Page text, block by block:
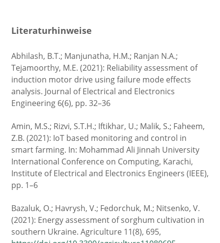
Literaturhinweise
Abhilash, B.T.; Manjunatha, H.M.; Ranjan N.A.;
Tejamoorthy, M.E. (2021): Reliability assessment of
induction motor drive using failure mode effects
analysis. Journal of Electrical and Electronics
Engineering 6(6), pp. 32–36
Amin, M.S.; Rizvi, S.T.H.; Iftikhar, U.; Malik, S.; Faheem,
Z.B. (2021): IoT based monitoring and control in
smart farming. In: Mohammad Ali Jinnah University
International Conference on Computing, Karachi,
Institute of Electrical and Electronics Engineers (IEEE),
pp. 1–6
Bazaluk, O.; Havrysh, V.; Fedorchuk, M.; Nitsenko, V.
(2021): Energy assessment of sorghum cultivation in
southern Ukraine. Agriculture 11(8), 695,